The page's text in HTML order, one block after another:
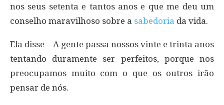
nos seus setenta e tantos anos e que me deu um
conselho maravilhoso sobre a sabedoria da vida.
Ela disse – A gente passa nossos vinte e trinta anos
tentando duramente ser perfeitos, porque nos
preocupamos muito com o que os outros irão
pensar de nós.